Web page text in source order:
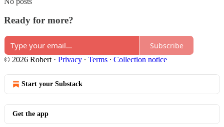
Ready for more?
Subscribe
© 2026 Robert · Privacy ∙ Terms ∙ Collection notice
Start your Substack
Get the app